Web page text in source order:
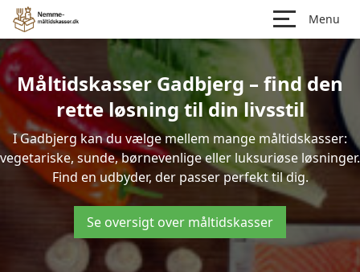
Menu
Måltidskasser Gadbjerg – find den
rette løsning til din livsstil
I Gadbjerg kan du vælge mellem mange måltidskasser:
vegetariske, sunde, børnevenlige eller luksuriøse løsninger.
Find en udbyder, der passer perfekt til dig.
Se oversigt over måltidskasser